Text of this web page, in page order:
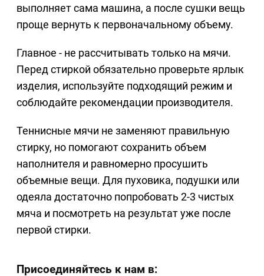
выполняет сама машина, а после сушки вещь
проще вернуть к первоначальному объему.
Главное - не рассчитывать только на мячи.
Перед стиркой обязательно проверьте ярлык
изделия, используйте подходящий режим и
соблюдайте рекомендации производителя.
Теннисные мячи не заменяют правильную
стирку, но помогают сохранить объем
наполнителя и равномерно просушить
объемные вещи. Для пуховика, подушки или
одеяла достаточно попробовать 2-3 чистых
мяча и посмотреть на результат уже после
первой стирки.